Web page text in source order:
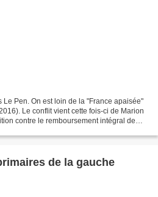
Le Pen. On est loin de la "France apaisée"
Le conflit vient cette fois-ci de Marion
contre le remboursement intégral de
de la gauche